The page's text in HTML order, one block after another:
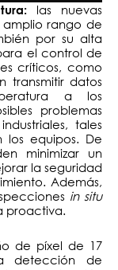
las nuevas
amplio rango de
por su alta
el control de
críticos, como
transmitir datos
a los
problemas
tales
los equipos. De
minimizar un
la seguridad
Además,
in situ
proactiva.
de píxel de 17
detección de